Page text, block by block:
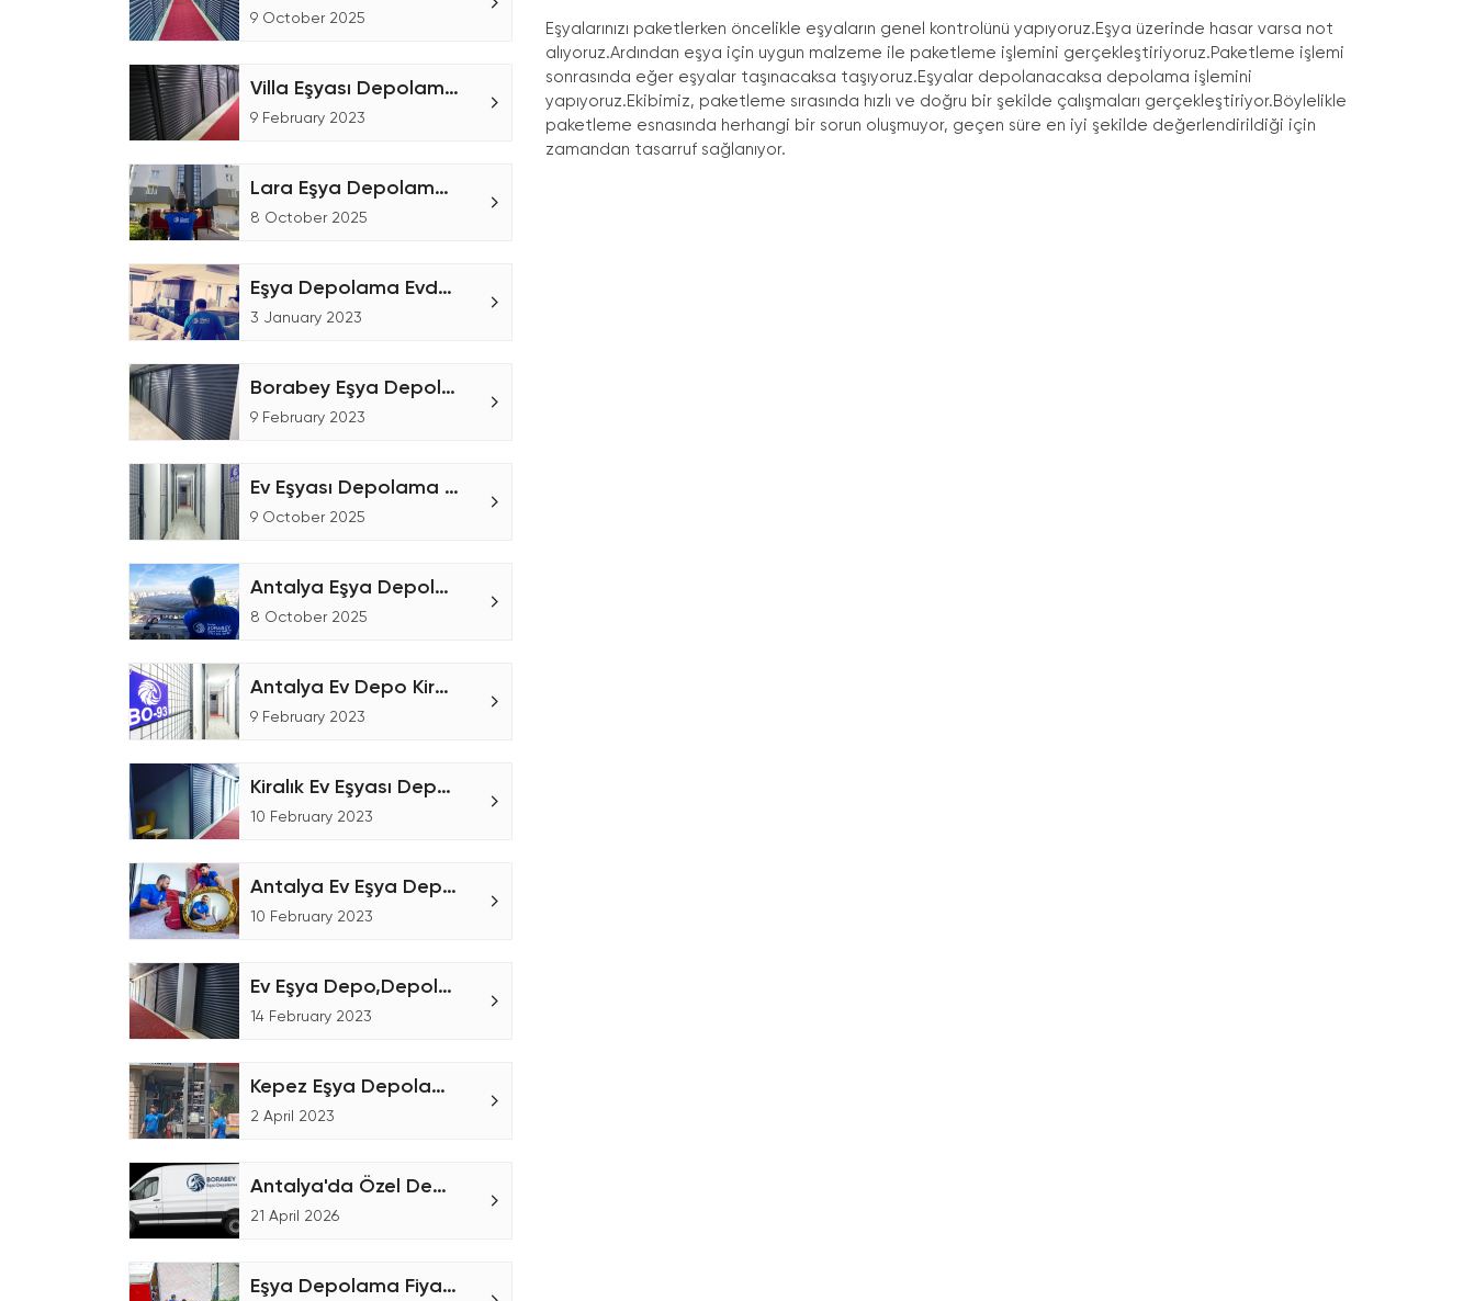
9 October 2025
Villa Eşyası Depolama Hizmeti - Eşya Depolama
9 February 2023
Lara Eşya Depolama Fiyatları
8 October 2025
Eşya Depolama Evden Eve Nakliyat
3 January 2023
Borabey Eşya Depolama Şirketi
9 February 2023
Ev Eşyası Depolama İşlemleri
9 October 2025
Antalya Eşya Depolama Hizmetleri
8 October 2025
Antalya Ev Depo Kiralama
9 February 2023
Kiralık Ev Eşyası Deposu
10 February 2023
Antalya Ev Eşya Depolama Fiyatları
10 February 2023
Ev Eşya Depo,Depolama Firmaları
14 February 2023
Kepez Eşya Depolama Fiyatları
2 April 2023
Antalya'da Özel Depolama Hizmetleri
21 April 2026
Eşya Depolama Fiyatları Nasıl Hesaplanır?
Eşyalarınızı paketlerken öncelikle eşyaların genel kontrolünü yapıyoruz.Eşya üzerinde hasar varsa not
alıyoruz.Ardından eşya için uygun malzeme ile paketleme işlemini gerçekleştiriyoruz.Paketleme işlemi
sonrasında eğer eşyalar taşınacaksa taşıyoruz.Eşyalar depolanacaksa depolama işlemini
yapıyoruz.Ekibimiz, paketleme sırasında hızlı ve doğru bir şekilde çalışmaları gerçekleştiriyor.Böylelikle
paketleme esnasında herhangi bir sorun oluşmuyor, geçen süre en iyi şekilde değerlendirildiği için
zamandan tasarruf sağlanıyor.